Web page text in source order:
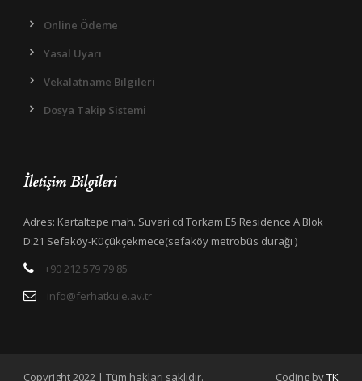
Online Ödeme
Yasal Uyarı
Vekalatname Bilgileri
Dosya Takip Sistemi
İletişim Bilgileri
Adres: Kartaltepe mah. Suvari cd Torkam E5 Residence A Blok
D:21 Sefaköy-Küçükçekmece(sefaköy metrobüs durağı )
+90 212 579 79 85
info@ferhatkule.av.tr
Copyright 2022 | Tüm hakları saklıdır. Coding byTK